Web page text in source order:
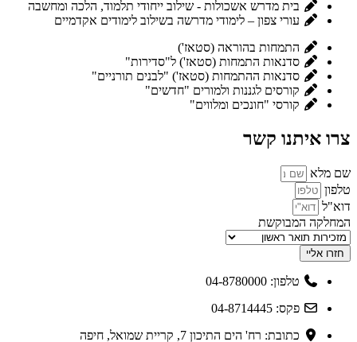
בית מדרש אשכולות - שילוב ייחודי תלמוד, הלכה ומחשבה
עורי צפון – לימודי מדרשה בשילוב לימודים אקדמיים
התמחות בהוראה (סטאז')
סדנאות התמחות (סטאז') ל"סדירות"
סדנאות ההתמחות (סטאז') "לבנים תורניים"
קורסים לגננות ולמורים "חדשים"
קורסי "חונכים ומלווים"
צרו איתנו קשר
שם מלא
טלפון
דוא"ל
המחלקה המבוקשת
חזרו אליי
טלפון: 04-8780000
פקס: 04-8714445
כתובת: רח' הים התיכון 7, קריית שמואל, חיפה